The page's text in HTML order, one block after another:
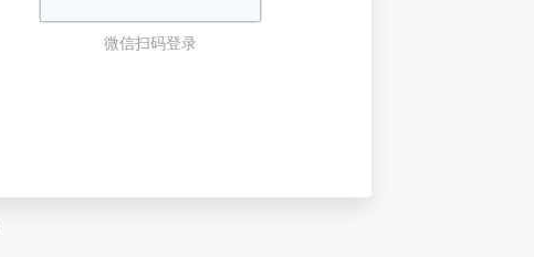
微信扫码登录